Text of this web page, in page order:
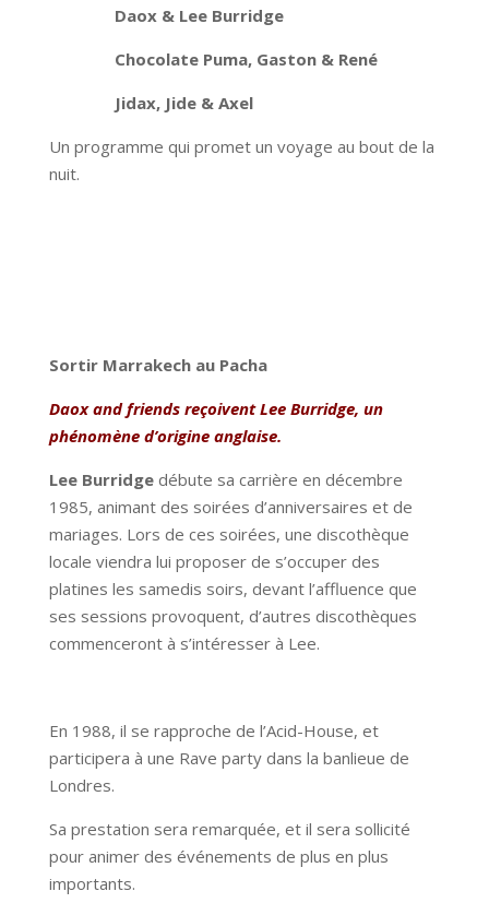
Daox & Lee Burridge
Chocolate Puma, Gaston & René
Jidax, Jide & Axel
Un programme qui promet un voyage au bout de la
nuit.
Sortir Marrakech au Pacha
Daox and friends reçoivent Lee Burridge, un
phénomène d’origine anglaise.
Lee Burridgedébute sa carrière en décembre
1985, animant des soirées d’anniversaires et de
mariages. Lors de ces soirées, une discothèque
locale viendra lui proposer de s’occuper des
platines les samedis soirs, devant l’affluence que
ses sessions provoquent, d’autres discothèques
commenceront à s’intéresser à Lee.
En 1988, il se rapproche de l’Acid-House, et
participera à une Rave party dans la banlieue de
Londres.
Sa prestation sera remarquée, et il sera sollicité
pour animer des événements de plus en plus
importants.